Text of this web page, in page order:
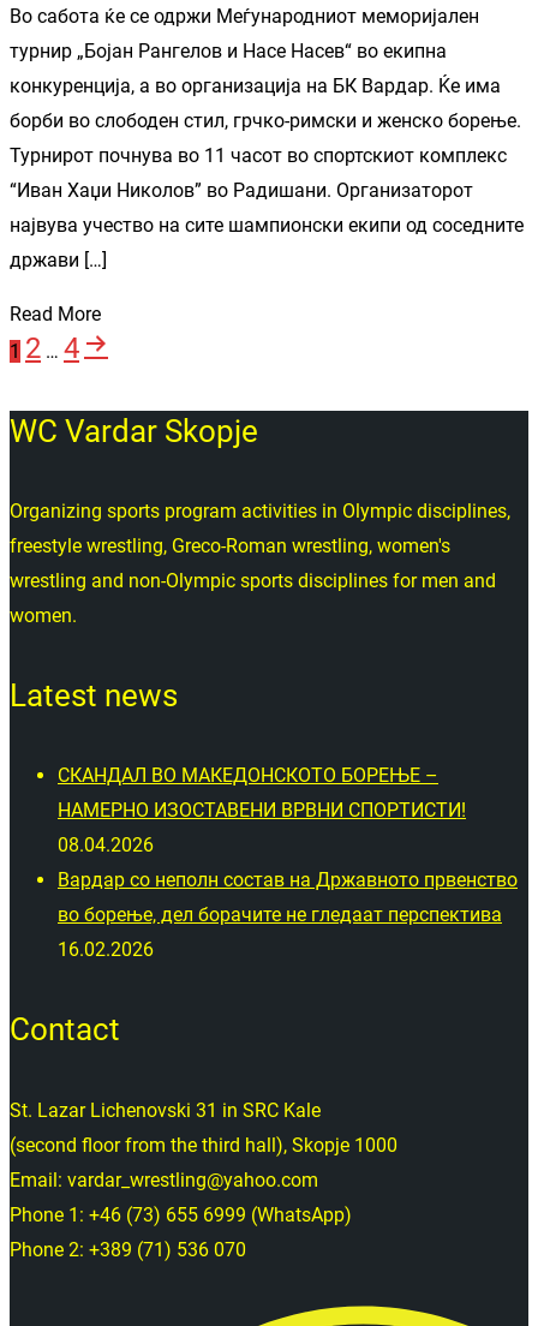
Во сабота ќе се одржи Меѓународниот меморијален
турнир „Бојан Рангелов и Насе Насев“ во екипна
конкуренција, а во организација на БК Вардар. Ќе има
борби во слободен стил, грчко-римски и женско борење.
Турнирот почнува во 11 часот во спортскиот комплекс
“Иван Хаџи Николов” во Радишани. Организаторот
највува учество на сите шампионски екипи од соседните
држави […]
Read More
Posts
pagination
Page
1 Page
2 … Page
4
WC Vardar Skopje
Organizing sports program activities in Olympic disciplines,
freestyle wrestling, Greco-Roman wrestling, women's
wrestling and non-Olympic sports disciplines for men and
women.
Latest news
СКАНДАЛ ВО МАКЕДОНСКОТО БОРЕЊЕ –
НАМЕРНО ИЗОСТАВЕНИ ВРВНИ СПОРТИСТИ!
08.04.2026
Вардар со неполн состав на Државното првенство
во борење, дел борачите не гледаат перспектива
16.02.2026
Contact
St. Lazar Lichenovski 31 in SRC Kale
(second floor from the third hall), Skopje 1000
Email: vardar_wrestling@yahoo.com
Phone 1: +46 (73) 655 6999 (WhatsApp)
Phone 2: +389 (71) 536 070